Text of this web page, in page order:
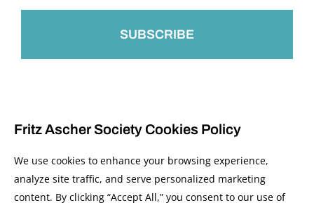
Fritz Ascher Society Cookies Policy
We use cookies to enhance your browsing experience,
analyze site traffic, and serve personalized marketing
content. By clicking “Accept All,” you consent to our use of